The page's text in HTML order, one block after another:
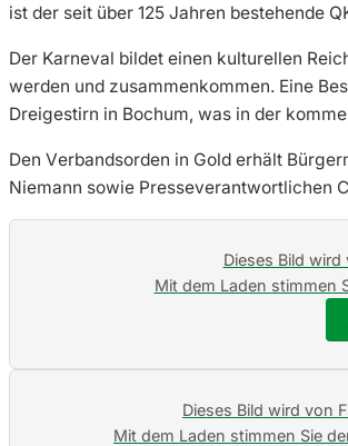
ist der seit über 125 Jahren bestehende
Der Karneval bildet einen kulturellen
werden und zusammenkommen. Eine
Dreigestirn in Bochum, was in der
Den Verbandsorden in Gold erhält
Niemann sowie Presseverantwortlichen
Dieses Bild
Mit dem Laden stimmen
Dieses Bild wird von
Mit dem Laden stimmen Sie